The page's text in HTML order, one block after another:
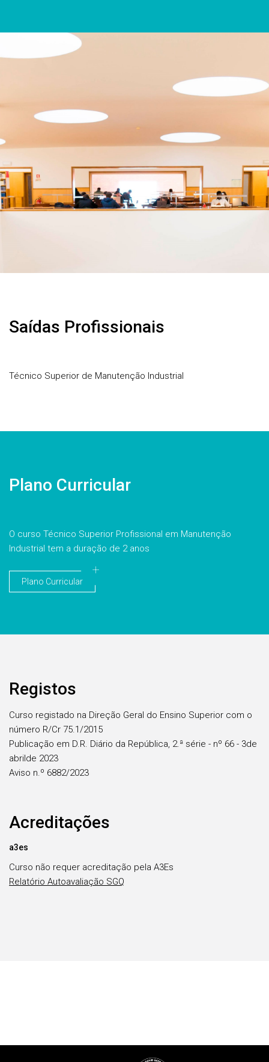
Saídas Profissionais
Técnico Superior de Manutenção Industrial
Plano Curricular
O curso Técnico Superior Profissional em Manutenção
Industrial tem a duração de 2 anos
Plano Curricular
Registos
Curso registado na Direção Geral do Ensino Superior com o
número R/Cr 75.1/2015
Publicação em D.R. Diário da República, 2.ª série - nº 66 - 3de
abrilde 2023
Aviso n.º 6882/2023
Acreditações
a3es
Curso não requer acreditação pela A3Es
Relatório Autoavaliação SGQ